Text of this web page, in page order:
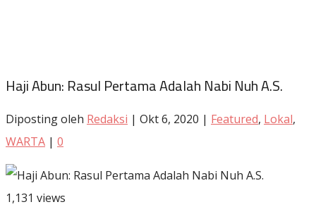
Haji Abun: Rasul Pertama Adalah Nabi Nuh A.S.
Diposting oleh Redaksi | Okt 6, 2020 | Featured, Lokal,
WARTA | 0
1,131 views